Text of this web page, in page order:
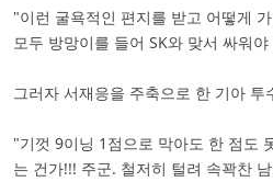
"이런 굴욕적인 편지를 받고 어떻게
모두 방망이를 들어 SK와 맞서 싸워
그러자 서재응을 주축으로 한 기아 투
"기껏 9이닝 1점으로 막아도 한 점도
는 건가!!! 주군. 철저히 털려 속꽉찬